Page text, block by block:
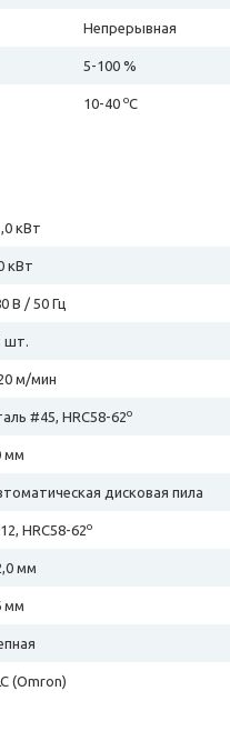
Непрерывная
5-100 %
10-40 оС
кВт
кВт
В / 50 Гц
шт.
м/мин
#45, HRC58-62o
мм
дисковая пила
HRC58-62o
мм
мм
(Omron)